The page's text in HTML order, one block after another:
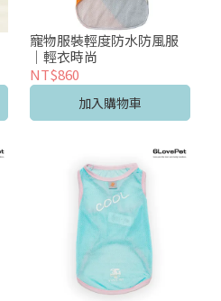
寵物服裝輕度防水防風服
｜輕衣時尚
NT$860
加入購物車